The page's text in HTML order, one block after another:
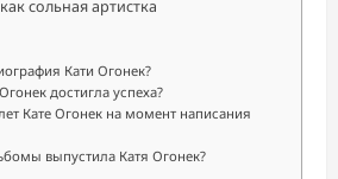
сольная артистка
Кати Огонек?
достигла успеха?
Кате Огонек на момент написания
выпустила Катя Огонек?